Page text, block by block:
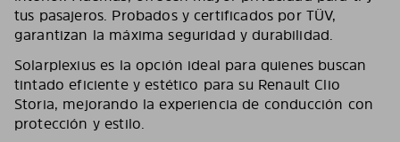
tus pasajeros. Probados y certificados por TÜV,
garantizan la máxima seguridad y durabilidad.
Solarplexius es la opción ideal para quienes buscan
tintado eficiente y estético para su Renault Clio
Storia, mejorando la experiencia de conducción con
protección y estilo.